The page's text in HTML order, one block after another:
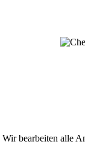
bearbeiten alle